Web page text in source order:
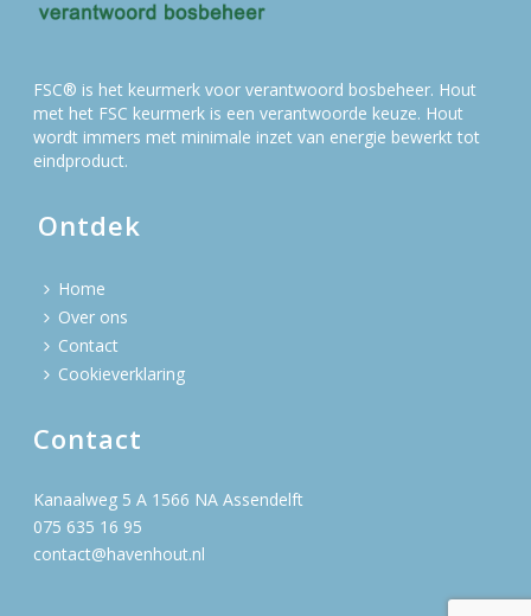
FSC® is het keurmerk voor verantwoord bosbeheer. Hout
met het FSC keurmerk is een verantwoorde keuze. Hout
wordt immers met minimale inzet van energie bewerkt tot
eindproduct.
Ontdek
Home
Over ons
Contact
Cookieverklaring
Contact
Kanaalweg 5 A 1566 NA Assendelft
075 635 16 95
contact@havenhout.nl